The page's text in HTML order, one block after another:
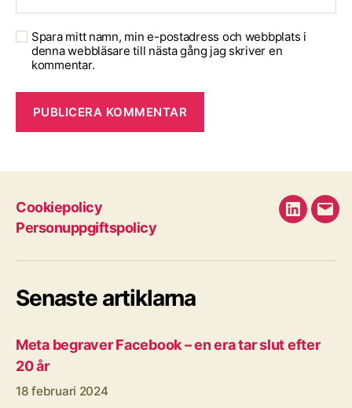
Spara mitt namn, min e-postadress och webbplats i
denna webbläsare till nästa gång jag skriver en
kommentar.
Cookiepolicy
Personuppgiftspolicy
LinkedIn
E-
Senaste artiklarna
Meta begraver Facebook – en era tar slut efter
20 år
18 februari 2024